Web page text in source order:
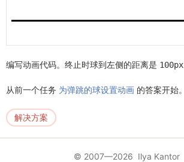
编写动画代码。终止时球到左侧的距离是 100px
从前一个任务 为弹跳的球设置动画 的答案开始。
解决方案
© 2007—2026 Ilya Kantor